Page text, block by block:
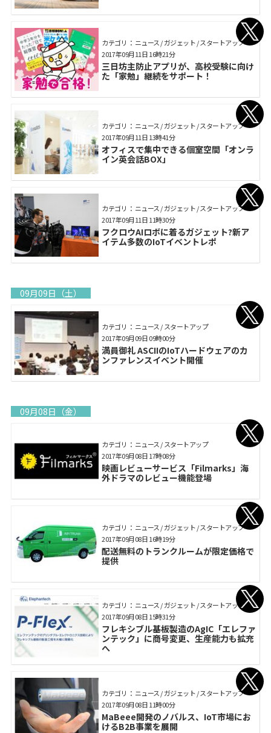
カテゴリ： ニュース / ガジェット / スタートアップ
三日坊主防止アプリが、高校受験に向け
た「家勉」継続をサポート！
2017年09月11日 16時21分
カテゴリ： ニュース / ガジェット / スタートアップ
オフィスで集中できる個室空間「オンラ
イン英会話BOX」
2017年09月11日 13時41分
カテゴリ： ニュース / ガジェット / スタートアップ
フクロウAIロボに着るガジェット?新ア
イテム多数のIoTイベントレポ
2017年09月11日 11時30分
09月09日（土）
カテゴリ： ニュース / スタートアップ
満員御礼 ASCIIのIoTハードウェアのカ
ンファレンスイベント開催
2017年09月09日 09時00分
09月08日（金）
カテゴリ： ニュース / スタートアップ
映画レビューサービス「Filmarks」海
外ドラマのレビュー機能登場
2017年09月08日 17時08分
カテゴリ： ニュース / ガジェット / スタートアップ
配送無料のトランクルームが限定価格で
提供
2017年09月08日 16時19分
カテゴリ： ニュース / ガジェット / スタートアップ
フレキシブル基板製造のAgIC「エレファ
ンテック」に商号変更、生産能力も拡充
へ
2017年09月08日 15時31分
カテゴリ： ニュース / ガジェット / スタートアップ
MaBeee開発のノバルス、IoT市場にお
けるB2B事業を展開
2017年09月08日 11時00分